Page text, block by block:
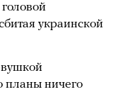
украинской
планы ничего